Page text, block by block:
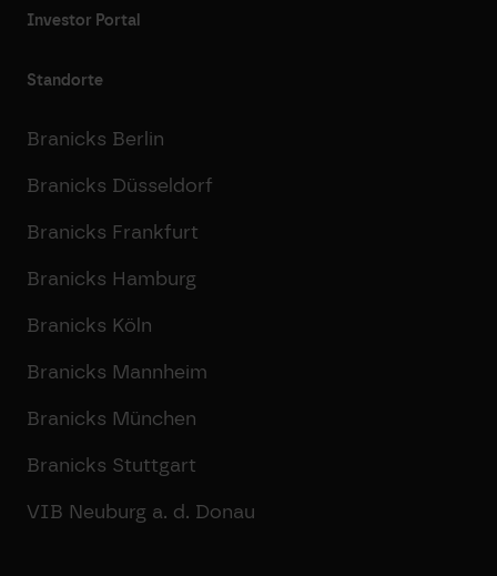
Investor Portal
Standorte
Branicks Berlin
Branicks Düsseldorf
Branicks Frankfurt
Branicks Hamburg
Branicks Köln
Branicks Mannheim
Branicks München
Branicks Stuttgart
VIB Neuburg a. d. Donau